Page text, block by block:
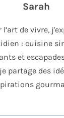
Sarah
l’art de vivre,
: cuisine
et
partage des